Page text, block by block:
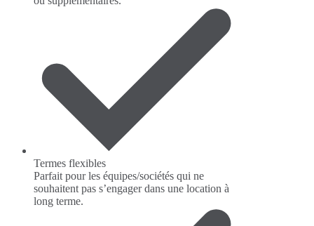
Termes flexibles
Parfait pour les équipes/sociétés qui ne
souhaitent pas s’engager dans une location à
long terme.